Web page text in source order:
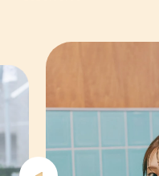
4
5
6